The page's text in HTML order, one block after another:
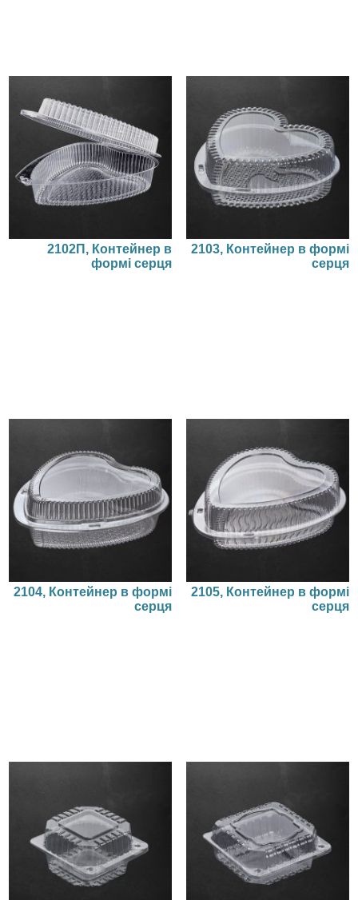
2102П, Контейнер в
формі серця
2103, Контейнер в формі
серця
2104, Контейнер в формі
серця
2105, Контейнер в формі
серця